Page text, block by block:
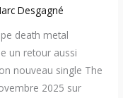
Desgagné
death metal
un retour aussi
nouveau single The
2025 sur